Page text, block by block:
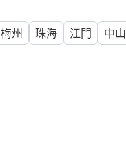
梅州 珠海 江門 中山